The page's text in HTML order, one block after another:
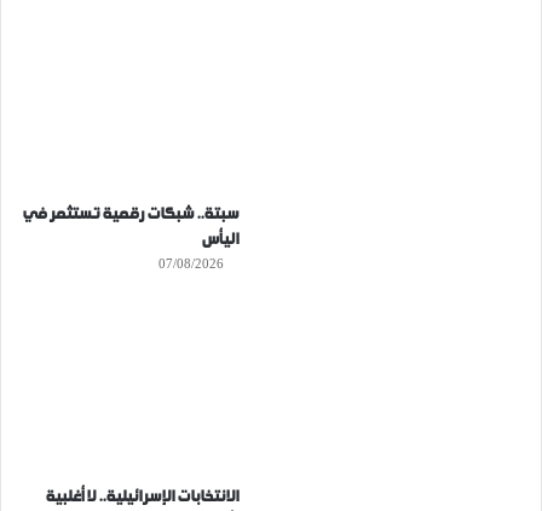
سبتة.. شبكات رقمية تستثمر في
اليأس
07/08/2026
الانتخابات الإسرائيلية.. لا أغلبية